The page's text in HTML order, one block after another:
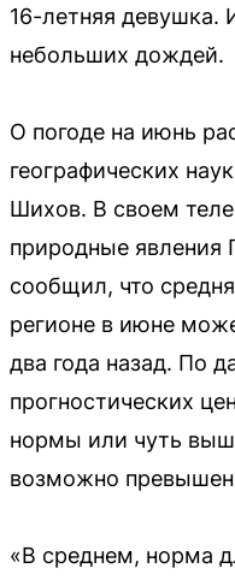
16-летняя девушка.
небольших дождей.
О погоде на июнь
географических
Шихов. В своем
природные явления
сообщил, что
регионе в июне
два года назад. По
прогностических
нормы или чуть
возможно
«В среднем, норма